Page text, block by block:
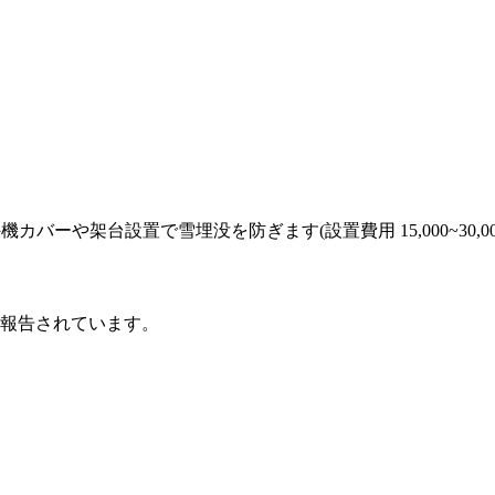
バーや架台設置で雪埋没を防ぎます(設置費用
告されています。